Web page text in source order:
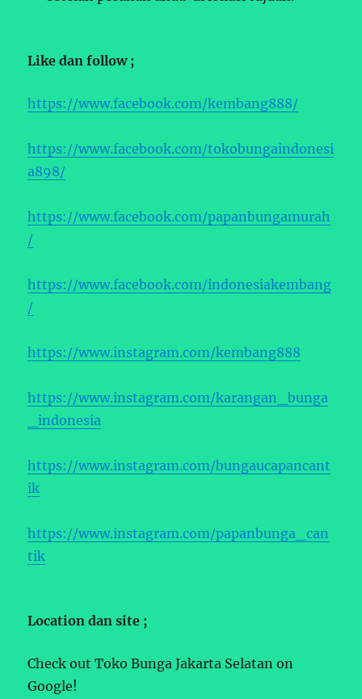
Like dan follow ;
https://www.facebook.com/kembang888/
https://www.facebook.com/tokobungaindonesi
a898/
https://www.facebook.com/papanbungamurah
/
https://www.facebook.com/indonesiakembang
/
https://www.instagram.com/kembang888
https://www.instagram.com/karangan_bunga
_indonesia
https://www.instagram.com/bungaucapancant
ik
https://www.instagram.com/papanbunga_can
tik
Location dan site ;
Check out Toko Bunga Jakarta Selatan on
Google!